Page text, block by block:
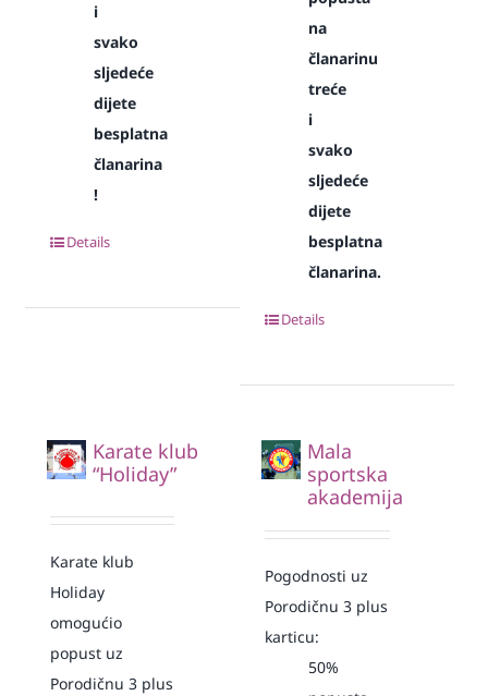
i
svako
sljedeće
dijete
besplatna
članarina
!
Details
na
članarinu
treće
i
svako
sljedeće
dijete
besplatna
članarina.
Details
Karate klub
“Holiday”
Karate klub
Holiday
omogućio
popust uz
Porodičnu 3 plus
Mala
sportska
akademija
Pogodnosti uz
Porodičnu 3 plus
karticu:
50%